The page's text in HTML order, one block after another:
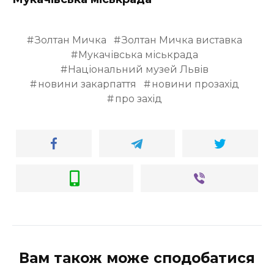
Золтан Мичка
Золтан Мичка виставка
Мукачівська міськрада
Національний музей Львів
новини закарпаття
новини прозахід
про захід
Вам також може сподобатися